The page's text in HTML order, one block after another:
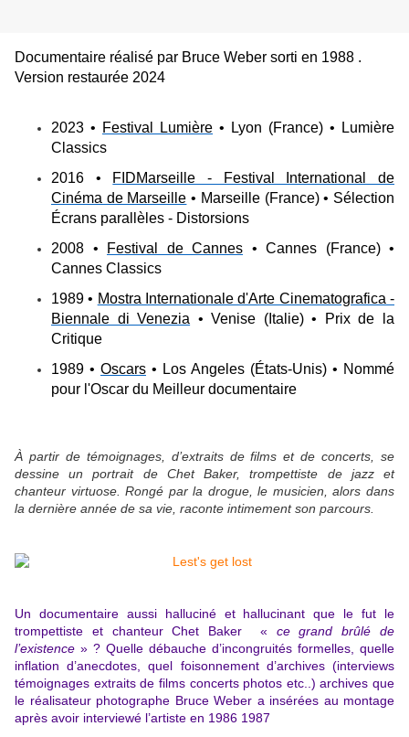
Documentaire réalisé par Bruce Weber sorti en 1988 .
Version restaurée 2024
2023 • Festival Lumière • Lyon (France) • Lumière
Classics
2016 • FIDMarseille - Festival International de
Cinéma de Marseille • Marseille (France) • Sélection
Écrans parallèles - Distorsions
2008 •
Festival de Cannes • Cannes (France) •
Cannes Classics
1989 • Mostra Internationale d'Arte Cinematografica -
Biennale di Venezia • Venise (Italie) • Prix de la
Critique
1989 • Oscars • Los Angeles (États-Unis) • Nommé
pour l'Oscar du Meilleur documentaire
À partir de témoignages, d’extraits de films et de concerts, se
dessine un portrait de Chet Baker, trompettiste de jazz et
chanteur virtuose. Rongé par la drogue, le musicien, alors dans
la dernière année de sa vie, raconte intimement son parcours.
Un documentaire aussi halluciné et hallucinant que le fut le
trompettiste et chanteur Chet Baker « ce grand brûlé
de
l’existence » ? Quelle débauche d’incongruités formelles, quelle
inflation d’anecdotes, quel foisonnement d’archives (interviews
témoignages extraits de films concerts photos etc..) archives que
le réalisateur photographe Bruce Weber a insérées au montage
après avoir interviewé l’artiste en 1986 1987